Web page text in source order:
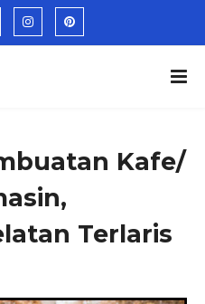
Kafe/
Terlaris